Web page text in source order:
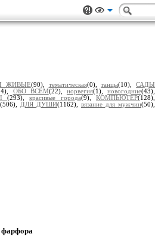
ЖИВЫЕ(90), тематическая(0),танцы(10),САДЫ
ОБО ВСЕМ(22), норвегия(1),новогодние(43),
(293),красивые города(9),КОМПЬЮТЕР(128),
(506), ДЛЯ ДУШИ(1162), вязание для мужчин(50),
фарфора